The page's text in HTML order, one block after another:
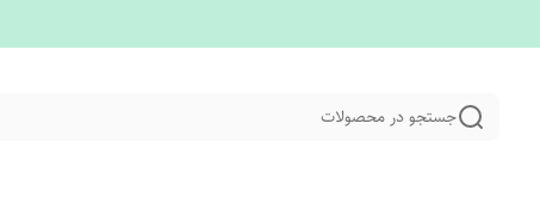
جستجو در محصولات